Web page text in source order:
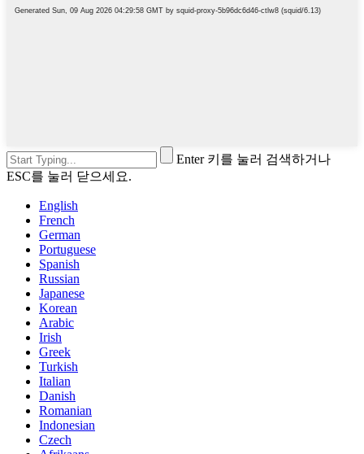
Enter 키를 눌러 검색하거나
ESC를 눌러 닫으세요.
English
French
German
Portuguese
Spanish
Russian
Japanese
Korean
Arabic
Irish
Greek
Turkish
Italian
Danish
Romanian
Indonesian
Czech